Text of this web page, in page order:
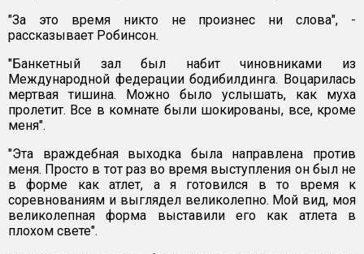
"За это время никто не произнес ни слова", -
рассказывает Робинсон.
"Банкетный зал был набит чиновниками из
Международной федерации бодибилдинга. Воцарилась
мертвая тишина. Можно было услышать, как муха
пролетит. Все в комнате были шокированы, все, кроме
меня".
"Эта враждебная выходка была направлена против
меня. Просто в тот раз во время выступления он был не
в форме как атлет, а я готовился в то время к
соревнованиям и выглядел великолепно. Мой вид, моя
великолепная форма выставили его как атлета в
плохом свете".